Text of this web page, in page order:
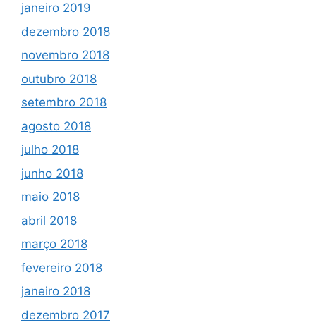
janeiro 2019
dezembro 2018
novembro 2018
outubro 2018
setembro 2018
agosto 2018
julho 2018
junho 2018
maio 2018
abril 2018
março 2018
fevereiro 2018
janeiro 2018
dezembro 2017